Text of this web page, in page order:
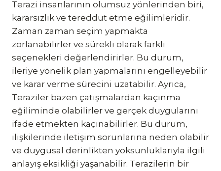
Terazi insanlarının olumsuz yönlerinden biri,
kararsızlık ve tereddüt etme eğilimleridir.
Zaman zaman seçim yapmakta
zorlanabilirler ve sürekli olarak farklı
seçenekleri değerlendirirler. Bu durum,
ileriye yönelik plan yapmalarını engelleyebilir
ve karar verme sürecini uzatabilir. Ayrıca,
Teraziler bazen çatışmalardan kaçınma
eğiliminde olabilirler ve gerçek duygularını
ifade etmekten kaçınabilirler. Bu durum,
ilişkilerinde iletişim sorunlarına neden olabilir
ve duygusal derinlikten yoksunluklarıyla ilgili
anlayış eksikliği yaşanabilir. Terazilerin bir